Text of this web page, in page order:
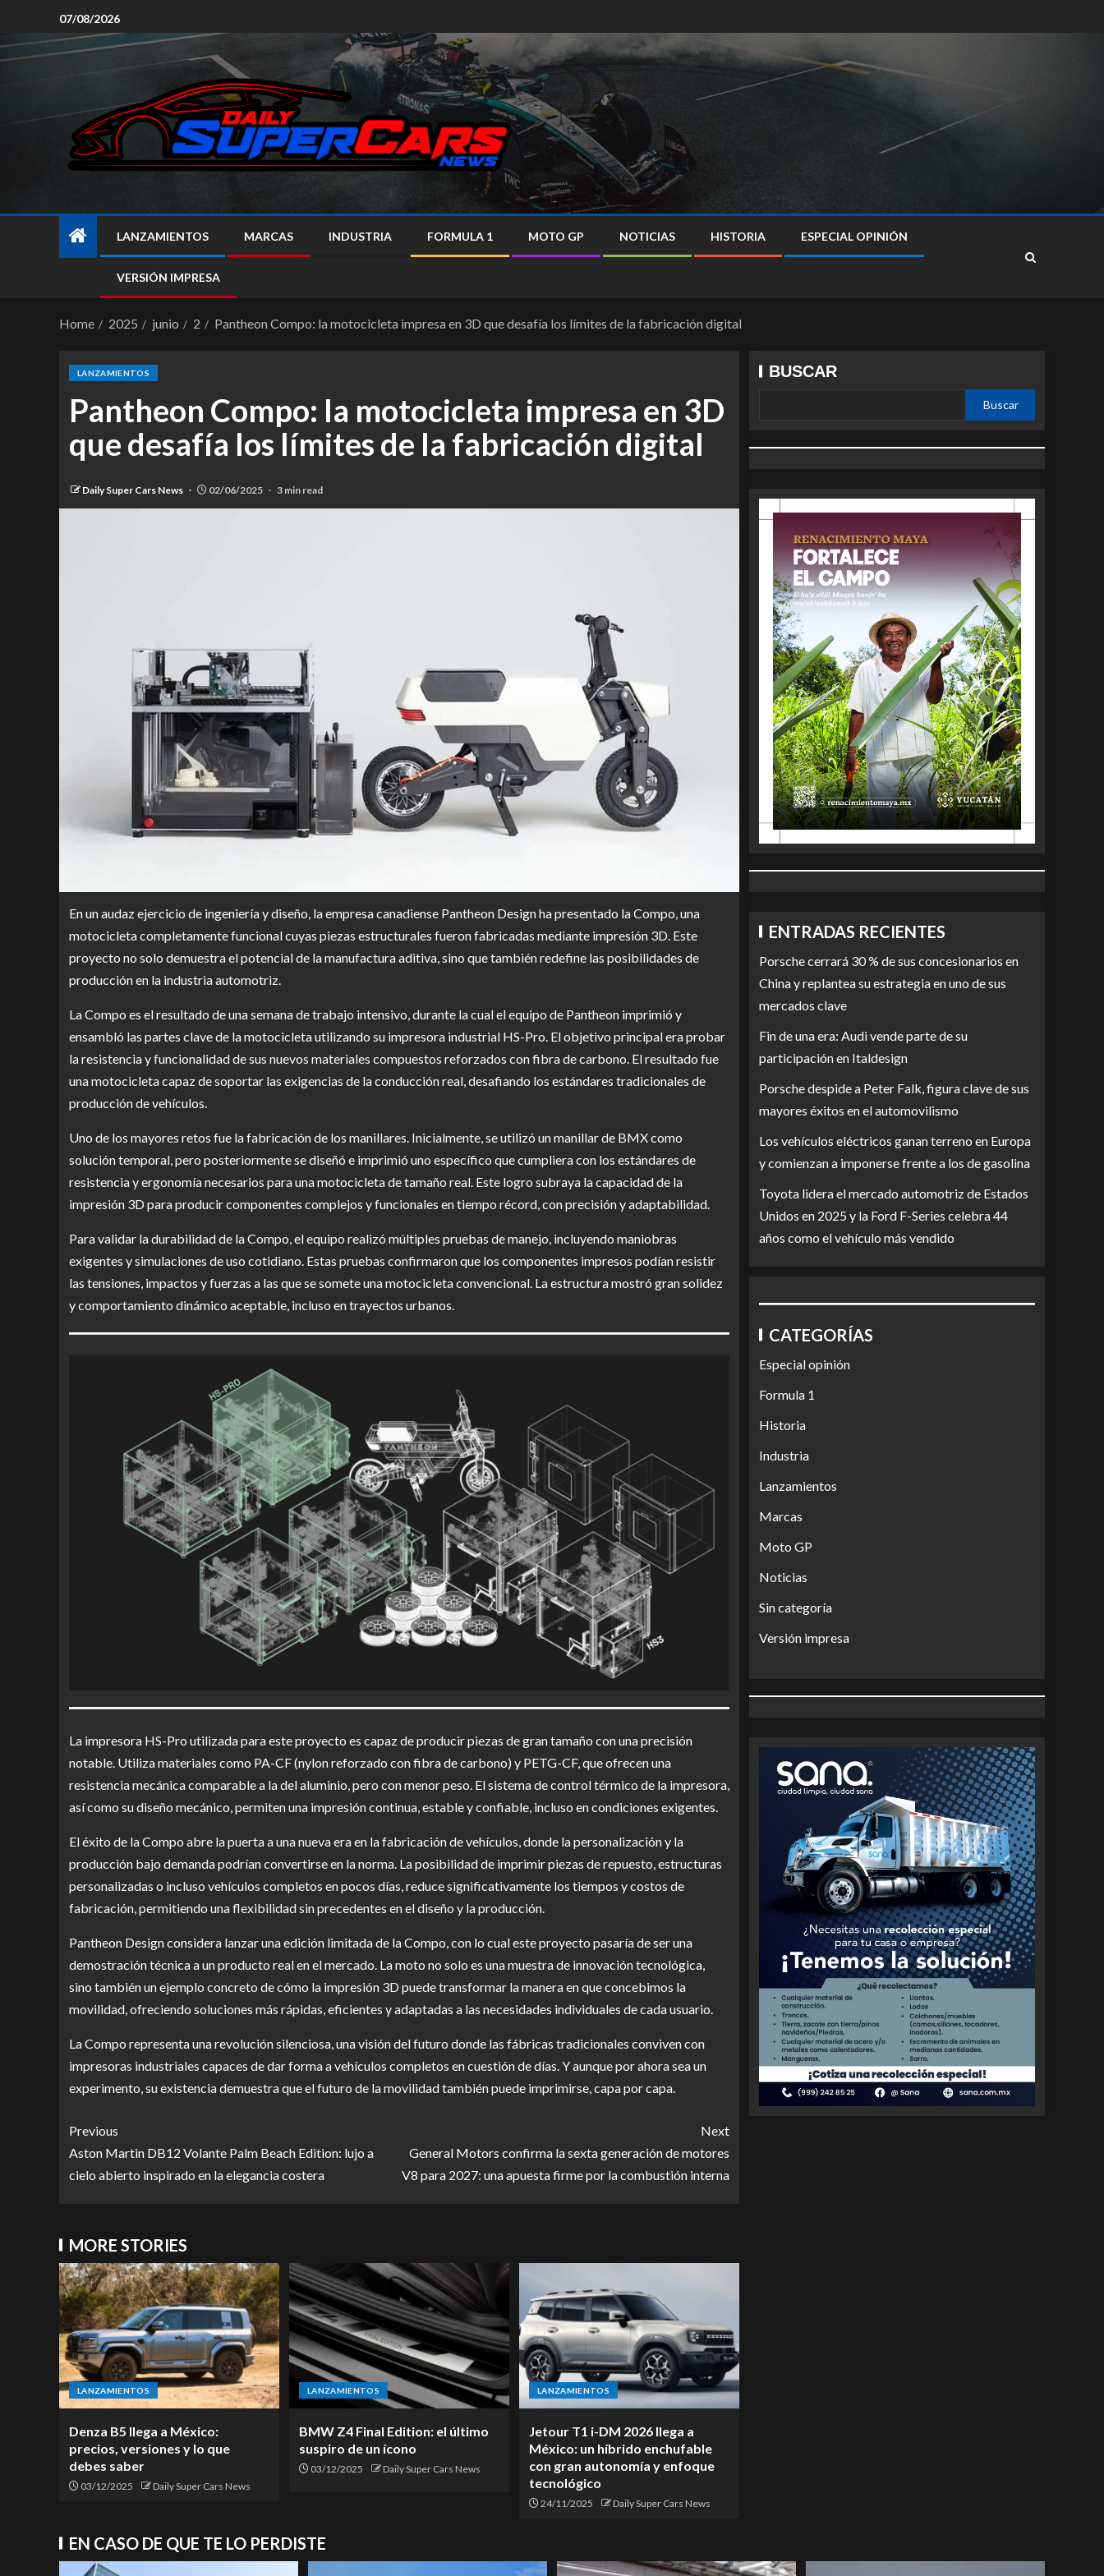
07/08/2026
LANZAMIENTOS MARCAS INDUSTRIA FORMULA 1 MOTO GP NOTICIAS HISTORIA ESPECIAL OPINIÓN
VERSIÓN IMPRESA
Home 2025 junio 2 Pantheon Compo: la motocicleta impresa en 3D que desafía los límites de la fabricación digital
LANZAMIENTOS
Pantheon Compo: la motocicleta impresa en 3D
que desafía los límites de la fabricación digital
Daily Super Cars News 02/06/2025 3 min read
En un audaz ejercicio de ingeniería y diseño, la empresa canadiense Pantheon Design ha presentado la Compo, una
motocicleta completamente funcional cuyas piezas estructurales fueron fabricadas mediante impresión 3D. Este
proyecto no solo demuestra el potencial de la manufactura aditiva, sino que también redefine las posibilidades de
producción en la industria automotriz.
La Compo es el resultado de una semana de trabajo intensivo, durante la cual el equipo de Pantheon imprimió y
ensambló las partes clave de la motocicleta utilizando su impresora industrial HS-Pro. El objetivo principal era probar
la resistencia y funcionalidad de sus nuevos materiales compuestos reforzados con fibra de carbono. El resultado fue
una motocicleta capaz de soportar las exigencias de la conducción real, desafiando los estándares tradicionales de
producción de vehículos.
Uno de los mayores retos fue la fabricación de los manillares. Inicialmente, se utilizó un manillar de BMX como
solución temporal, pero posteriormente se diseñó e imprimió uno específico que cumpliera con los estándares de
resistencia y ergonomía necesarios para una motocicleta de tamaño real. Este logro subraya la capacidad de la
impresión 3D para producir componentes complejos y funcionales en tiempo récord, con precisión y adaptabilidad.
Para validar la durabilidad de la Compo, el equipo realizó múltiples pruebas de manejo, incluyendo maniobras
exigentes y simulaciones de uso cotidiano. Estas pruebas confirmaron que los componentes impresos podían resistir
las tensiones, impactos y fuerzas a las que se somete una motocicleta convencional. La estructura mostró gran solidez
y comportamiento dinámico aceptable, incluso en trayectos urbanos.
La impresora HS-Pro utilizada para este proyecto es capaz de producir piezas de gran tamaño con una precisión
notable. Utiliza materiales como PA-CF (nylon reforzado con fibra de carbono) y PETG-CF, que ofrecen una
resistencia mecánica comparable a la del aluminio, pero con menor peso. El sistema de control térmico de la impresora,
así como su diseño mecánico, permiten una impresión continua, estable y confiable, incluso en condiciones exigentes.
El éxito de la Compo abre la puerta a una nueva era en la fabricación de vehículos, donde la personalización y la
producción bajo demanda podrían convertirse en la norma. La posibilidad de imprimir piezas de repuesto, estructuras
personalizadas o incluso vehículos completos en pocos días, reduce significativamente los tiempos y costos de
fabricación, permitiendo una flexibilidad sin precedentes en el diseño y la producción.
Pantheon Design considera lanzar una edición limitada de la Compo, con lo cual este proyecto pasaría de ser una
demostración técnica a un producto real en el mercado. La moto no solo es una muestra de innovación tecnológica,
sino también un ejemplo concreto de cómo la impresión 3D puede transformar la manera en que concebimos la
movilidad, ofreciendo soluciones más rápidas, eficientes y adaptadas a las necesidades individuales de cada usuario.
La Compo representa una revolución silenciosa, una visión del futuro donde las fábricas tradicionales conviven con
impresoras industriales capaces de dar forma a vehículos completos en cuestión de días. Y aunque por ahora sea un
experimento, su existencia demuestra que el futuro de la movilidad también puede imprimirse, capa por capa.
Previous
Aston Martin DB12 Volante Palm Beach Edition: lujo a
cielo abierto inspirado en la elegancia costera
Next
General Motors confirma la sexta generación de motores
V8 para 2027: una apuesta firme por la combustión interna
MORE STORIES
LANZAMIENTOS
Denza B5 llega a México:
precios, versiones y lo que
debes saber
03/12/2025 Daily Super Cars News
LANZAMIENTOS
BMW Z4 Final Edition: el último
suspiro de un ícono
03/12/2025 Daily Super Cars News
LANZAMIENTOS
Jetour T1 i-DM 2026 llega a
México: un híbrido enchufable
con gran autonomía y enfoque
tecnológico
24/11/2025 Daily Super Cars News
BUSCAR
Buscar
ENTRADAS RECIENTES
Porsche cerrará 30 % de sus concesionarios en
China y replantea su estrategia en uno de sus
mercados clave
Fin de una era: Audi vende parte de su
participación en Italdesign
Porsche despide a Peter Falk, figura clave de sus
mayores éxitos en el automovilismo
Los vehículos eléctricos ganan terreno en Europa
y comienzan a imponerse frente a los de gasolina
Toyota lidera el mercado automotriz de Estados
Unidos en 2025 y la Ford F-Series celebra 44
años como el vehículo más vendido
CATEGORÍAS
Especial opinión
Formula 1
Historia
Industria
Lanzamientos
Marcas
Moto GP
Noticias
Sin categoría
Versión impresa
EN CASO DE QUE TE LO PERDISTE